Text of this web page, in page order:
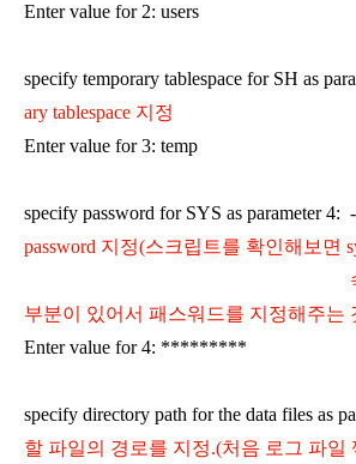
Enter value for 2: users
specify temporary tablespace for SH as
ary tablespace 지정
Enter value for 3: temp
specify password for SYS as parameter 4:
password 지정(스크립트를 확인해보면
속하여 작업
부분이 있어서 패스워드를 지정해주는
Enter value for 4: *********
specify directory path for the data files as
할 파일의 경로를 지정.(처음 로그 파일